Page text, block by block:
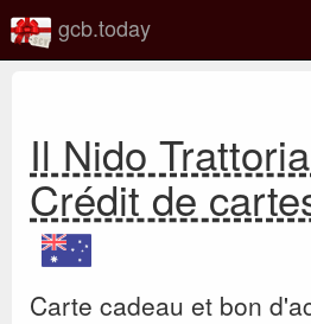
gcb.today
Il Nido
Crédit de
Carte cadeau et bon